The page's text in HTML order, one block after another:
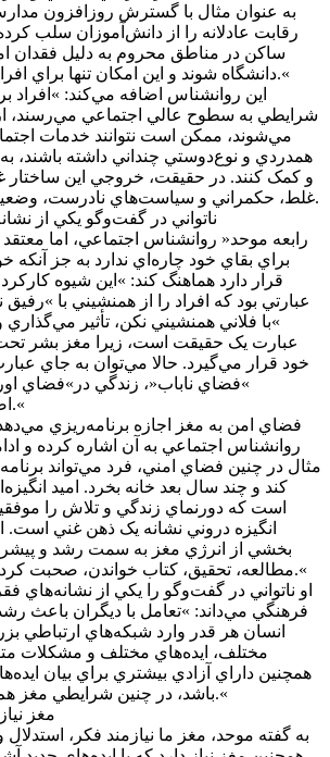
به عنوان مثال با گسترش روزافزون
رقابت عادلانه را از دانش‌آموزان سلب
ساکن در مناطق محروم به دليل فقدان
دانشگاه شوند و اين امکان تنها براي افراد برخوردار وجود دارد.«
اين روانشناس اضافه مي‌کند: »افراد
شرايطي به سطوح عالي اجتماعي مي‌رسند،
مي‌شوند، ممکن است نتوانند خدمات
همدردي و نوع‌دوستي چنداني داشته باشند،
و کمک کنند. در حقيقت، خروجي اين ساختار
غلط، حکمراني و سياست‌هاي نادرست، وضعيت فعلي جامعه است.
ناتواني در گفت‌و‌گو يکي از
براي بقاي خود چاره‌اي ندارد به جز آنکه
قرار دارد هماهنگ کند: »اين شيوه
عبارتي بود که افراد را از همنشيني با
»با فلاني همنشيني نکن، تأثير مي‌گذاري
عبارت يک حقيقت است، زيرا مغز بشر تحت
خود قرار مي‌گيرد. حالا مي‌توان به جاي
»فضاي ناباب«، زندگي در»فضاي
اضطراري استفاده کرد.«
روانشناس اجتماعي به آن اشاره کرده و
مثال در چنين فضاي امني، فرد مي‌تواند
کند و چند سال بعد خانه بخرد. اميد
است که دورنماي زندگي و تلاش را
انگيزه دروني نشانه يک ذهن غني
بخشي از انرژي مغز به سمت رشد و
مطالعه، تحقيق، کتاب خواندن، صحبت کردن و خوب گوش دادن.«
او ناتواني در گفت‌و‌گو را يکي از نشانه‌هاي
فرهنگي مي‌داند: »تعامل با ديگران باعث
انسان هر قدر وارد شبکه‌هاي ارتباطي
مختلف، ايده‌هاي مختلف و مشکلات
همچنين داراي آزادي بيشتري براي بيان
باشد، در چنين شرايطي مغز هم رشديافته‌تر مي‌شود.«
مغز
به گفته موحد، مغز ما نيازمند فکر، استدلال